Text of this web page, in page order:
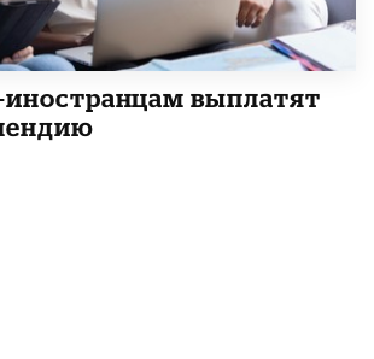
выплатят